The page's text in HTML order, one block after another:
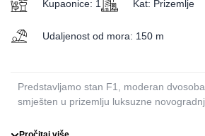
Kupaonice: 1 Kat: Prizemlje
Udaljenost od mora: 150 m
Predstavljamo stan F1, moderan
smješten u prizemlju luksuzne
Ovaj elegantan stan savršeno spaja